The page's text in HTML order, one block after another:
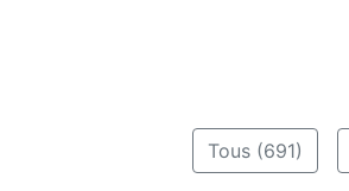
Tous (691)